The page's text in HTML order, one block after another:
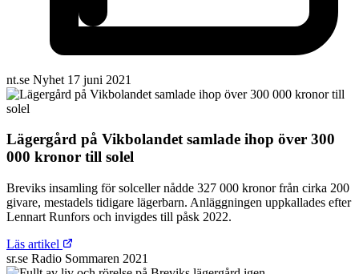
nt.se Nyhet 17 juni 2021
Lägergård på Vikbolandet samlade ihop över 300
000 kronor till solel
Breviks insamling för solceller nådde 327 000 kronor från cirka 200
givare, mestadels tidigare lägerbarn. Anläggningen uppkallades efter
Lennart Runfors och invigdes till påsk 2022.
Läs artikel
sr.se Radio Sommaren 2021